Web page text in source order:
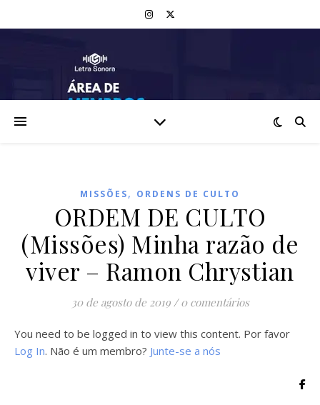
MISSÕES, ORDENS DE CULTO
ORDEM DE CULTO
(Missões) Minha razão de
viver – Ramon Chrystian
30 de agosto de 2019 / 0 comentários
You need to be logged in to view this content. Por favor
Log In. Não é um membro? Junte-se a nós